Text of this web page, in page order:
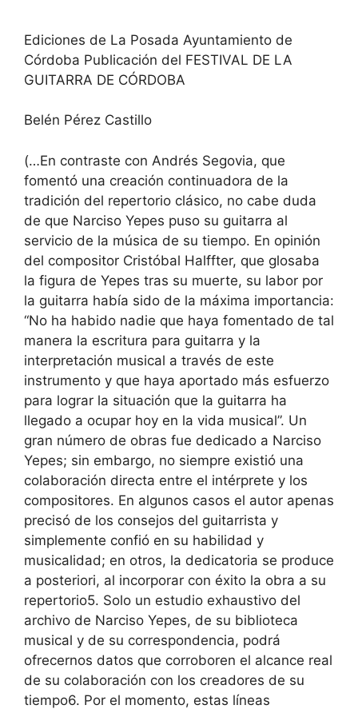
Ediciones de La Posada Ayuntamiento de
Córdoba Publicación del FESTIVAL DE LA
GUITARRA DE CÓRDOBA
Belén Pérez Castillo
(…En contraste con Andrés Segovia, que
fomentó una creación continuadora de la
tradición del repertorio clásico, no cabe duda
de que Narciso Yepes puso su guitarra al
servicio de la música de su tiempo. En opinión
del compositor Cristóbal Halffter, que glosaba
la figura de Yepes tras su muerte, su labor por
la guitarra había sido de la máxima importancia:
“No ha habido nadie que haya fomentado de tal
manera la escritura para guitarra y la
interpretación musical a través de este
instrumento y que haya aportado más esfuerzo
para lograr la situación que la guitarra ha
llegado a ocupar hoy en la vida musical”. Un
gran número de obras fue dedicado a Narciso
Yepes; sin embargo, no siempre existió una
colaboración directa entre el intérprete y los
compositores. En algunos casos el autor apenas
precisó de los consejos del guitarrista y
simplemente confió en su habilidad y
musicalidad; en otros, la dedicatoria se produce
a posteriori, al incorporar con éxito la obra a su
repertorio5. Solo un estudio exhaustivo del
archivo de Narciso Yepes, de su biblioteca
musical y de su correspondencia, podrá
ofrecernos datos que corroboren el alcance real
de su colaboración con los creadores de su
tiempo6. Por el momento, estas líneas